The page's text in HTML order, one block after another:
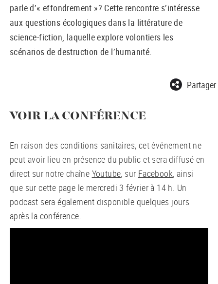
parle d’« effondrement »? Cette rencontre s’intéresse
aux questions écologiques dans la littérature de
science-fiction, laquelle explore volontiers les
scénarios de destruction de l’humanité.
Partager
VOIR LA CONFÉRENCE
En raison des conditions sanitaires, cet événement ne
peut avoir lieu en présence du public et sera diffusé en
direct sur notre chaîne Youtube, sur Facebook, ainsi
que sur cette page le mercredi 3 février à 14 h. Un
podcast sera également disponible quelques jours
après la conférence.